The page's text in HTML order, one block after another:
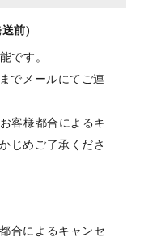
前)
です。
までメールにてご連
客様都合によるキ
じめご了承くださ
合によるキャンセ